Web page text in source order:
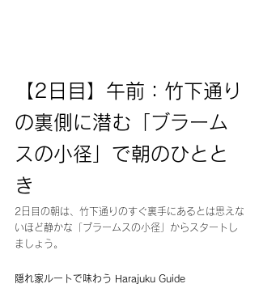
【2日目】午前：竹下通り
の裏側に潜む「ブラーム
スの小径」で朝のひとと
き
2日目の朝は、竹下通りのすぐ裏手にあるとは思えな
いほど静かな「ブラームスの小径」からスタートし
ましょう。
隠れ家ルートで味わう Harajuku Guide